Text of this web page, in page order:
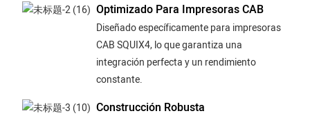
Optimizado Para Impresoras CAB
Diseñado específicamente para impresoras
CAB SQUIX4, lo que garantiza una
integración perfecta y un rendimiento
constante.
Construcción Robusta